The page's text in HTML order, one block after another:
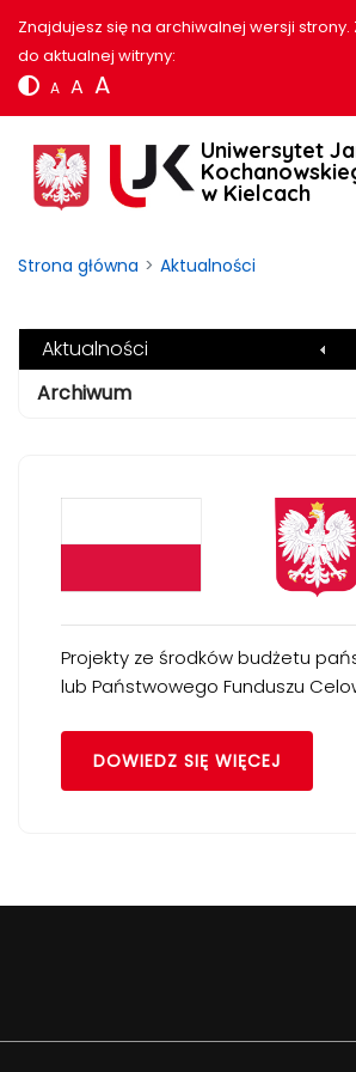
Znajdujesz się na archiwalnej wersji
do aktualnej witryny:
A A A
Uniwersytet
w Kielcach
Strona główna Aktualności
Aktualności
Archiwum
Projekty ze środków budżetu
lub Państwowego Funduszu
DOWIEDZ SIĘ WIĘCEJ